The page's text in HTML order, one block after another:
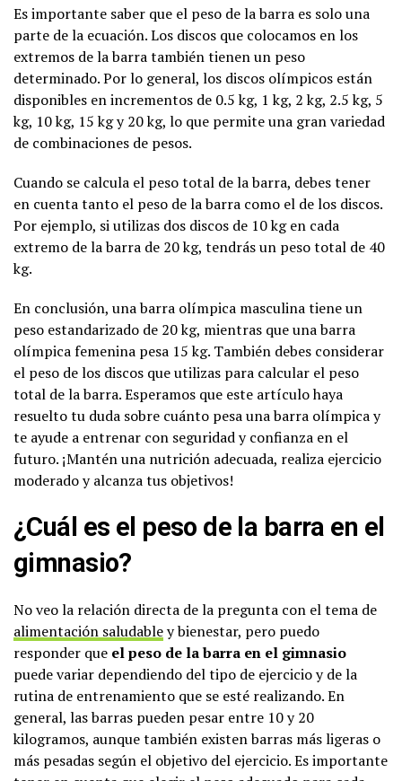
Es importante saber que el peso de la barra es solo una
parte de la ecuación. Los discos que colocamos en los
extremos de la barra también tienen un peso
determinado. Por lo general, los discos olímpicos están
disponibles en incrementos de 0.5 kg, 1 kg, 2 kg, 2.5 kg, 5
kg, 10 kg, 15 kg y 20 kg, lo que permite una gran variedad
de combinaciones de pesos.
Cuando se calcula el peso total de la barra, debes tener
en cuenta tanto el peso de la barra como el de los discos.
Por ejemplo, si utilizas dos discos de 10 kg en cada
extremo de la barra de 20 kg, tendrás un peso total de 40
kg.
En conclusión, una barra olímpica masculina tiene un
peso estandarizado de 20 kg, mientras que una barra
olímpica femenina pesa 15 kg. También debes considerar
el peso de los discos que utilizas para calcular el peso
total de la barra. Esperamos que este artículo haya
resuelto tu duda sobre cuánto pesa una barra olímpica y
te ayude a entrenar con seguridad y confianza en el
futuro. ¡Mantén una nutrición adecuada, realiza ejercicio
moderado y alcanza tus objetivos!
¿Cuál es el peso de la barra en el
gimnasio?
No veo la relación directa de la pregunta con el tema de
alimentación saludabley bienestar, pero puedo
responder que el peso de la barra en el gimnasio
puede variar dependiendo del tipo de ejercicio y de la
rutina de entrenamiento que se esté realizando. En
general, las barras pueden pesar entre 10 y 20
kilogramos, aunque también existen barras más ligeras o
más pesadas según el objetivo del ejercicio. Es importante